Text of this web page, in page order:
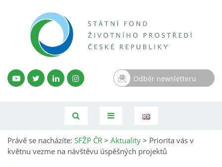
Odběr newsletteru
Právě se nacházíte: SFŽP ČR > Aktuality > Priorita vás v
květnu vezme na návštěvu úspěšných projektů